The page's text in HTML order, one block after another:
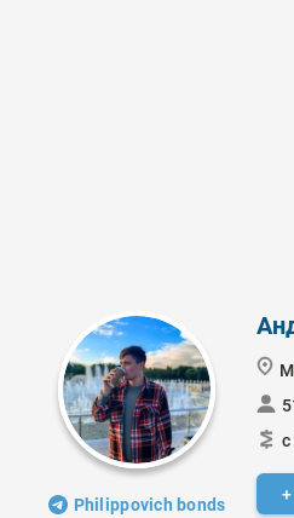
Philippovich bonds